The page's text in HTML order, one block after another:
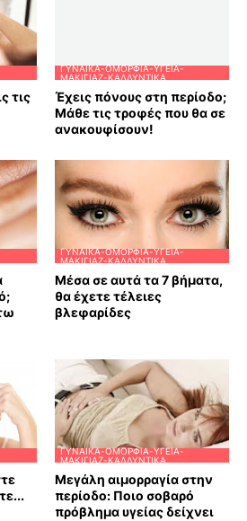
τις
ΓΥΝΑΊΚΑ-ΟΜΟΡΦΙΆ-ΥΓΕΊΑ-
ΜΑΚΙΓΙΆΖ-ΚΑΛΛΥΝΤΙΚΆ
Έχεις πόνους στη περίοδο;
Μάθε τις τροφές που θα σε
ανακουφίσουν!
ΓΥΝΑΊΚΑ-ΟΜΟΡΦΙΆ-ΥΓΕΊΑ-
ΜΑΚΙΓΙΆΖ-ΚΑΛΛΥΝΤΙΚΆ
Μέσα σε αυτά τα 7 βήματα,
θα έχετε τέλειες
βλεφαρίδες
ΓΥΝΑΊΚΑ-ΟΜΟΡΦΙΆ-ΥΓΕΊΑ-
ΜΑΚΙΓΙΆΖ-ΚΑΛΛΥΝΤΙΚΆ
Μεγάλη αιμορραγία στην
περίοδο: Ποιο σοβαρό
πρόβλημα υγείας δείχνει